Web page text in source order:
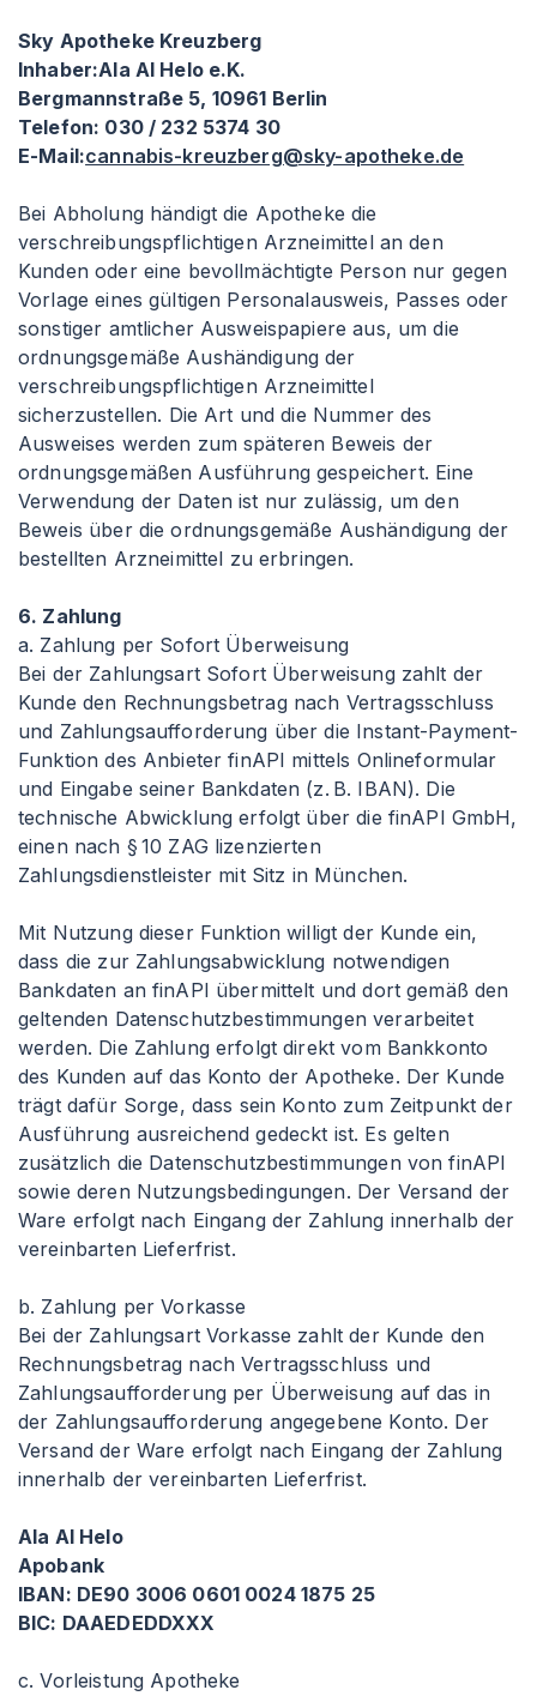
Sky Apotheke Kreuzberg
Inhaber:Ala Al Helo e.K.
Bergmannstraße 5, 10961 Berlin
Telefon: 030 / 232 5374 30
E-Mail:cannabis-kreuzberg@sky-apotheke.de
Bei Abholung händigt die Apotheke die
verschreibungspflichtigen Arzneimittel an den
Kunden oder eine bevollmächtigte Person nur gegen
Vorlage eines gültigen Personalausweis, Passes oder
sonstiger amtlicher Ausweispapiere aus, um die
ordnungsgemäße Aushändigung der
verschreibungspflichtigen Arzneimittel
sicherzustellen. Die Art und die Nummer des
Ausweises werden zum späteren Beweis der
ordnungsgemäßen Ausführung gespeichert. Eine
Verwendung der Daten ist nur zulässig, um den
Beweis über die ordnungsgemäße Aushändigung der
bestellten Arzneimittel zu erbringen.
6. Zahlung
a. Zahlung per Sofort Überweisung
Bei der Zahlungsart Sofort Überweisung zahlt der
Kunde den Rechnungsbetrag nach Vertragsschluss
und Zahlungsaufforderung über die Instant-Payment-
Funktion des Anbieter finAPI mittels Onlineformular
und Eingabe seiner Bankdaten (z. B. IBAN). Die
technische Abwicklung erfolgt über die finAPI GmbH,
einen nach § 10 ZAG lizenzierten
Zahlungsdienstleister mit Sitz in München.
Mit Nutzung dieser Funktion willigt der Kunde ein,
dass die zur Zahlungsabwicklung notwendigen
Bankdaten an finAPI übermittelt und dort gemäß den
geltenden Datenschutzbestimmungen verarbeitet
werden. Die Zahlung erfolgt direkt vom Bankkonto
des Kunden auf das Konto der Apotheke. Der Kunde
trägt dafür Sorge, dass sein Konto zum Zeitpunkt der
Ausführung ausreichend gedeckt ist. Es gelten
zusätzlich die Datenschutzbestimmungen von finAPI
sowie deren Nutzungsbedingungen. Der Versand der
Ware erfolgt nach Eingang der Zahlung innerhalb der
vereinbarten Lieferfrist.
b. Zahlung per Vorkasse
Bei der Zahlungsart Vorkasse zahlt der Kunde den
Rechnungsbetrag nach Vertragsschluss und
Zahlungsaufforderung per Überweisung auf das in
der Zahlungsaufforderung angegebene Konto. Der
Versand der Ware erfolgt nach Eingang der Zahlung
innerhalb der vereinbarten Lieferfrist.
Ala Al Helo
Apobank
IBAN: DE90 3006 0601 0024 1875 25
BIC: DAAEDEDDXXX
c. Vorleistung Apotheke